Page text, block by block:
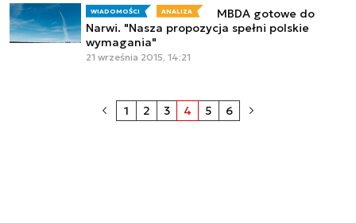
WIADOMOŚCI ANALIZA
MBDA gotowe do
Narwi. "Nasza propozycja spełni polskie
wymagania"
21 września 2015, 14:21
1 2 3 4 5 6